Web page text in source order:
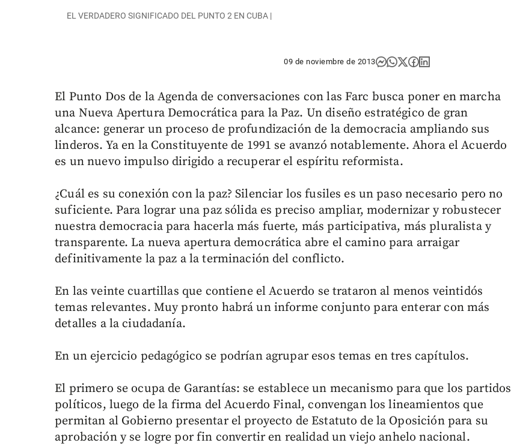
EL VERDADERO SIGNIFICADO DEL PUNTO 2 EN CUBA |
09 de noviembre de 2013
El Punto Dos de la Agenda de conversaciones con las Farc busca poner en marcha
una Nueva Apertura Democrática para la Paz. Un diseño estratégico de gran
alcance: generar un proceso de profundización de la democracia ampliando sus
linderos. Ya en la Constituyente de 1991 se avanzó notablemente. Ahora el Acuerdo
es un nuevo impulso dirigido a recuperar el espíritu reformista.
¿Cuál es su conexión con la paz? Silenciar los fusiles es un paso necesario pero no
suficiente. Para lograr una paz sólida es preciso ampliar, modernizar y robustecer
nuestra democracia para hacerla más fuerte, más participativa, más pluralista y
transparente. La nueva apertura democrática abre el camino para arraigar
definitivamente la paz a la terminación del conflicto.
En las veinte cuartillas que contiene el Acuerdo se trataron al menos veintidós
temas relevantes. Muy pronto habrá un informe conjunto para enterar con más
detalles a la ciudadanía.
En un ejercicio pedagógico se podrían agrupar esos temas en tres capítulos.
El primero se ocupa de Garantías: se establece un mecanismo para que los partidos
políticos, luego de la firma del Acuerdo Final, convengan los lineamientos que
permitan al Gobierno presentar el proyecto de Estatuto de la Oposición para su
aprobación y se logre por fin convertir en realidad un viejo anhelo nacional.